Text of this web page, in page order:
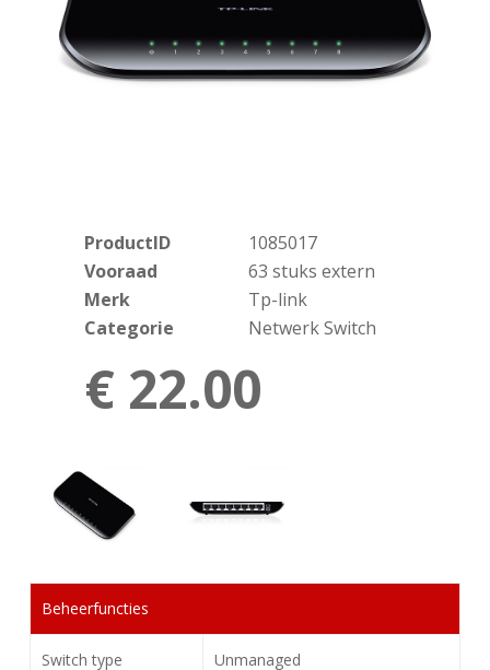
ProductID
1085017
Vooraad
63 stuks extern
Merk
Tp-link
Categorie
Netwerk Switch
€ 22.00
Beheerfuncties
Switch type Unmanaged